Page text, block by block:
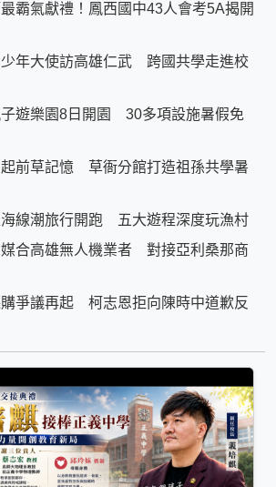
霸氣獻禮！鳳西國中43人會考5A揭開
年大使訪高雄仁武 跨國共學走進校
子遊樂園8日開園 30多項設施暑假免
前草記憶 草衙分館打造祖孫共學暑
線潮旅行開跑 五大遊程深度玩漁村
合高雄無人機業者 對接亞利桑那商
爭議再起 柯志恩拒向陳時中道歉反